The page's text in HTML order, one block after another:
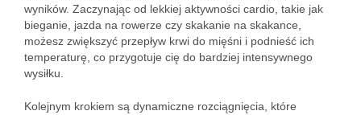
wyników. Zaczynając od lekkiej aktywności cardio, takie jak
bieganie, jazda na rowerze czy skakanie na skakance,
możesz zwiększyć przepływ krwi do mięśni i podnieść ich
temperaturę, co przygotuje cię do bardziej intensywnego
wysiłku.
Kolejnym krokiem są dynamiczne rozciągnięcia, które